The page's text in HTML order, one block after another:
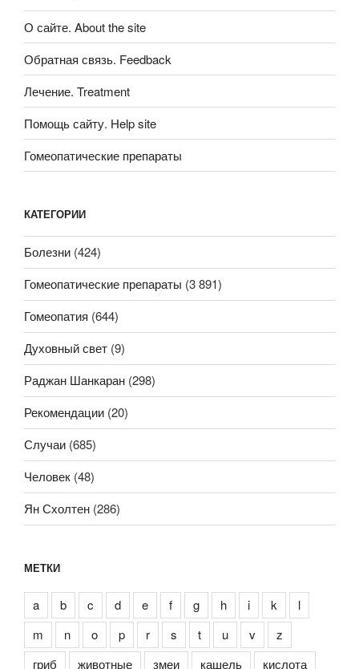
О сайте. About the site
Обратная связь. Feedback
Лечение. Treatment
Помощь сайту. Help site
Гомеопатические препараты
КАТЕГОРИИ
Болезни (424)
Гомеопатические препараты (3 891)
Гомеопатия (644)
Духовный свет (9)
Раджан Шанкаран (298)
Рекомендации (20)
Случаи (685)
Человек (48)
Ян Схолтен (286)
МЕТКИ
a b c d e f g h i k
l
m
n o p r s t u v
z
гриб
животные змеи кашель кислота